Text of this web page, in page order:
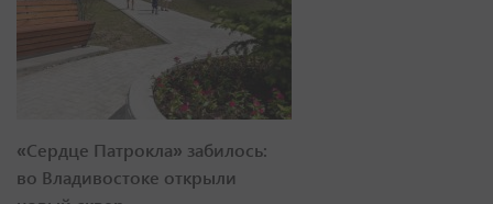
«Сердце Патрокла» забилось:
во Владивостоке открыли